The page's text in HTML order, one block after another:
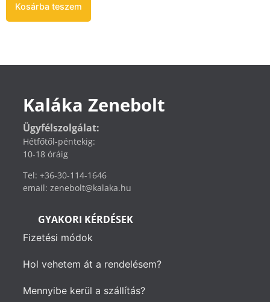
Kosárba teszem
Kaláka Zenebolt
Ügyfélszolgálat:
Hétfőtől-péntekig:
10-18 óráig
Tel: +36-30-114-1646
email: zenebolt@kalaka.hu
GYAKORI KÉRDÉSEK
Fizetési módok
Hol vehetem át a rendelésem?
Mennyibe kerül a szállítás?